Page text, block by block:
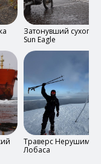
Затонувший сухогруз
Sun Eagle
Траверс Нерушимая
Лобаса